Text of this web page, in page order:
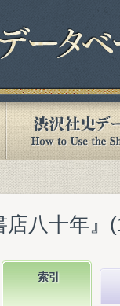
八十年』
索引